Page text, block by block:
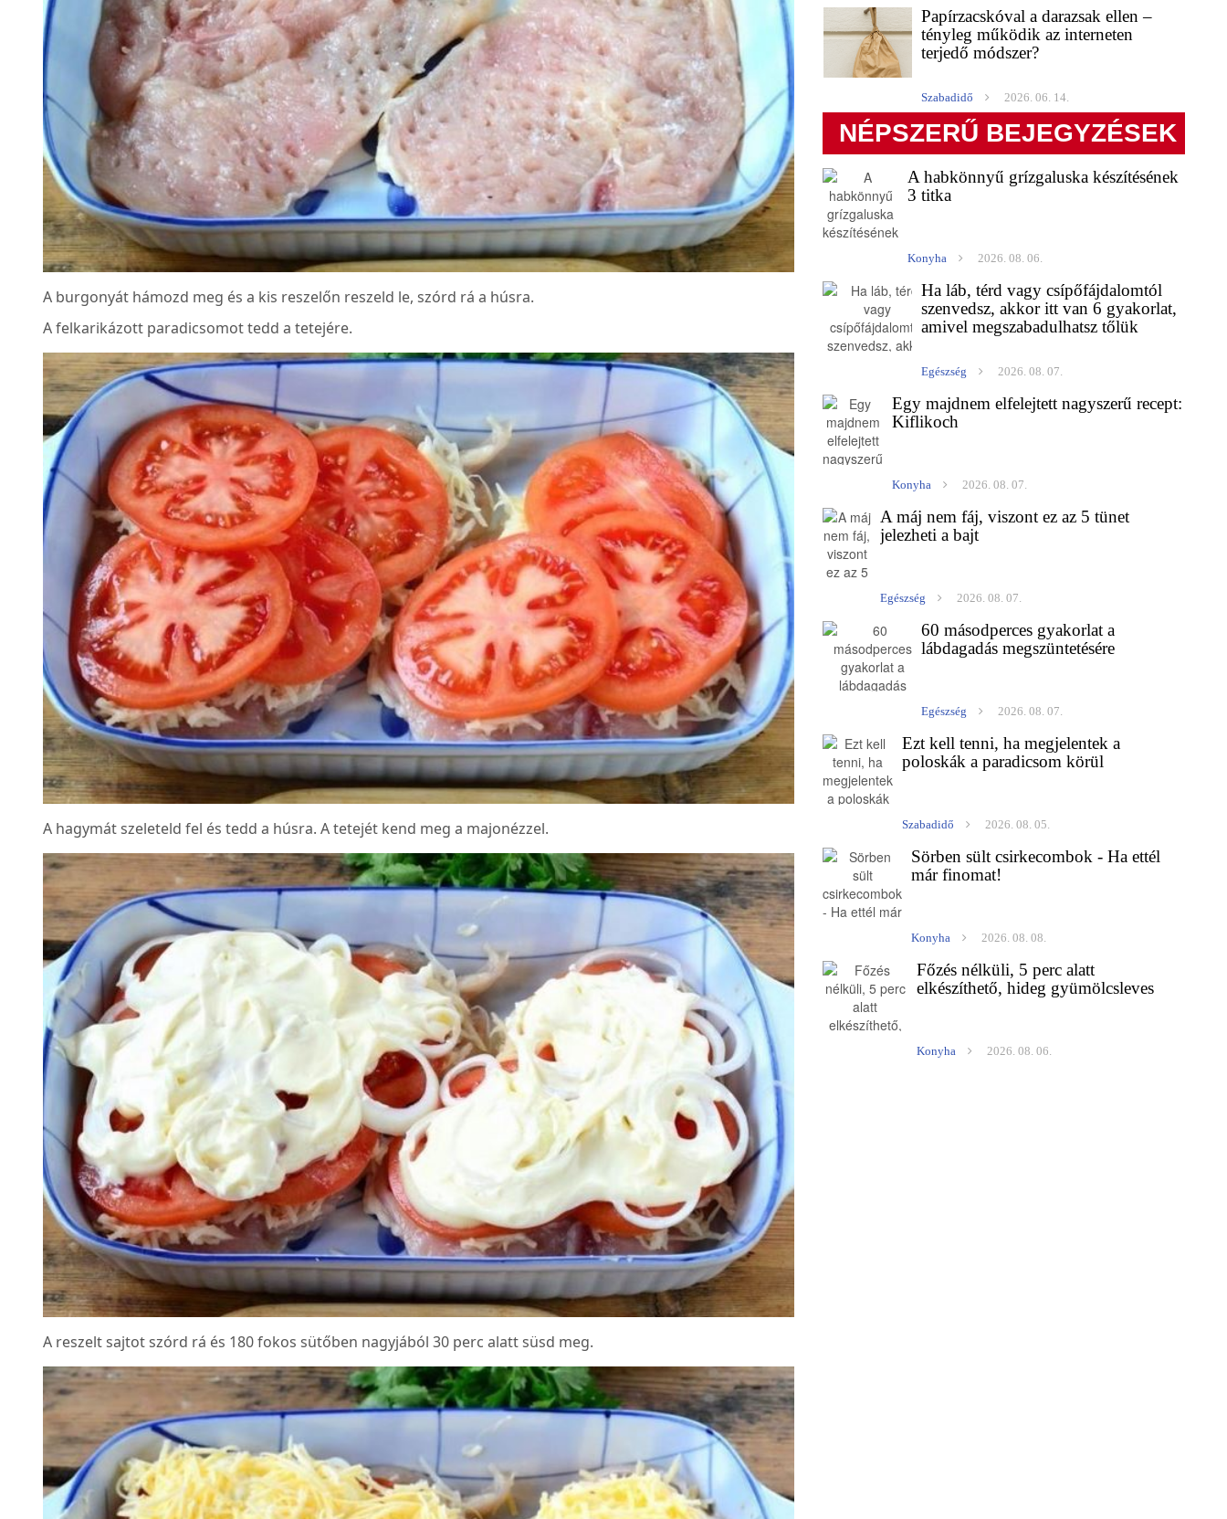
A burgonyát hámozd meg és a kis reszelőn reszeld le, szórd rá a húsra.
A felkarikázott paradicsomot tedd a tetejére.
A hagymát szeleteld fel és tedd a húsra. A tetejét kend meg a majonézzel.
A reszelt sajtot szórd rá és 180 fokos sütőben nagyjából 30 perc alatt süsd meg.
Papírzacskóval a darazsak ellen –
tényleg működik az interneten
terjedő módszer?
Szabadidő 2026. 06. 14.
NÉPSZERŰ BEJEGYZÉSEK
A habkönnyű grízgaluska készítésének
3 titka
Konyha 2026. 08. 06.
Ha láb, térd vagy csípőfájdalomtól
szenvedsz, akkor itt van 6 gyakorlat,
amivel megszabadulhatsz tőlük
Egészség 2026. 08. 07.
Egy majdnem elfelejtett nagyszerű recept:
Kiflikoch
Konyha 2026. 08. 07.
A máj nem fáj, viszont ez az 5 tünet
jelezheti a bajt
Egészség 2026. 08. 07.
60 másodperces gyakorlat a
lábdagadás megszüntetésére
Egészség 2026. 08. 07.
Ezt kell tenni, ha megjelentek a
poloskák a paradicsom körül
Szabadidő 2026. 08. 05.
Sörben sült csirkecombok - Ha ettél
már finomat!
Konyha 2026. 08. 08.
Főzés nélküli, 5 perc alatt
elkészíthető, hideg gyümölcsleves
Konyha 2026. 08. 06.